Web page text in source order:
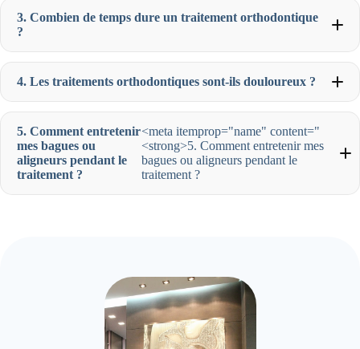
3. Combien de temps dure un traitement orthodontique
?
4. Les traitements orthodontiques sont-ils douloureux ?
5. Comment entretenir
mes bagues ou
aligneurs pendant le
traitement ?
<meta itemprop="name" content="
<strong>5. Comment entretenir mes
bagues ou aligneurs pendant le
traitement ?